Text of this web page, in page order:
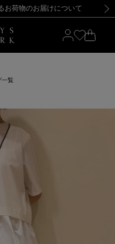
新規登録のお客様も対象！＜MY BARNEYS＞会員のお客様は11,000円（税込）以上のお買上げで常時送料無料！お買い物の際は会員登録を！
【夏季休業に伴う返品・交換承り一時停止のお知らせ】（2026.8.5）
お荷物のお届けについて
案内・ご注意事項 新規登録のお客様も対象！＜MY BARNEYS＞会員のお客様は11,000円（税込）以上のお買上げで常時送料無料！お買い物の際は会員登録を！
【夏季休業に伴う返品・交換承り一時停止のお知らせ】（2026.8.5）
一覧